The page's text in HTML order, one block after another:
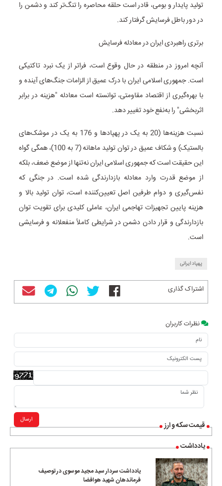
قیمت سکه و ارز
یادداشت
یادداشت سردار سید مجید موسوی در توصیف
فرماندهان شهید هوافضا
تولید پایدار و بومی، قادر است حلقه محاصره را تنگ‌تر کند و دشمن را
در دور باطل فرسایش گرفتار کند.
برتری راهبردی ایران در معادله فرسایش
آنچه امروز در منطقه در حال وقوع است، فراتر از یک نبرد تاکتیکی
است. جمهوری اسلامی ایران با درک عمیق از الزامات جنگ‌های آینده و
با بهره‌گیری از اقتصاد مقاومتی، توانسته است معادله "هزینه در برابر
اثربخشی" را به‌نفع خود تغییر دهد.
نسبت هزینه‌ها (20 به یک در پهپادها و 176 به یک در موشک‌های
بالستیک) و شکاف عمیق در توان تولید ماهانه (7 به 100)، همگی گواه
این حقیقت است که جمهوری اسلامی ایران نه‌تنها از موضع ضعف، بلکه
از موضع قدرت وارد معادله بازدارندگی شده است. در جنگی که
نفس‌گیری و دوام طرفین اصل تعیین‌کننده است، توان تولید بالا و
هزینه پایین تجهیزات تهاجمی ایران، عاملی کلیدی برای تقویت توان
بازدارندگی و قرار دادن دشمن در شرایطی کاملاً منفعلانه و فرسایشی
است.
پهپاد ایرانی
اشتراک گذاری
نظرات کاربران
ارسال